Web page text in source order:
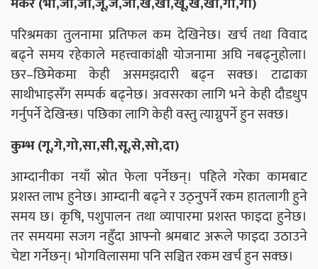
परिश्रमका तुलनामा प्रतिफल कम देखिनेछ। खर्च तथा विवाद
बढ्ने समय रहेकाले महत्त्वाकांक्षी योजनामा अघि नबढ्नुहोला।
छर–छिमेकमा केही असमझदारी बढ्न सक्छ। टाढाका
साथीभाइसँग सम्पर्क बढ्नेछ। अवसरका लागि भने केही दौडधुप
गर्नुपर्ने देखिन्छ। पछिका लागि केही वस्तु त्याग्नुपर्ने हुन सक्छ।
कुम्भ (गू,गे,गो,सा,सी,सू,से,सो,दा)
आम्दानीका नयाँ स्रोत फेला पर्नेछन्। पहिले गरेका कामबाट
प्रशस्त लाभ हुनेछ। आम्दानी बढ्ने र उठ्नुपर्ने रकम हातलागी हुने
समय छ। कृषि, पशुपालन तथा व्यापारमा प्रशस्त फाइदा हुनेछ।
तर समयमा सजग नहुँदा आफ्नो श्रमबाट अरूले फाइदा उठाउने
चेष्टा गर्नेछन्। भाेगविलासमा पनि सञ्चित रकम खर्च हुन सक्छ।